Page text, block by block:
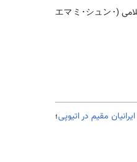
(May J(1988- ): نام اصلی او می (جمیله) هاشیموتو و خواننده است) که مادرش ایرانی و پدرش ژاپنی است، امامی شون سلامی (エマミ･シュン･
ایرانیان مقیم در اتیوپی؛